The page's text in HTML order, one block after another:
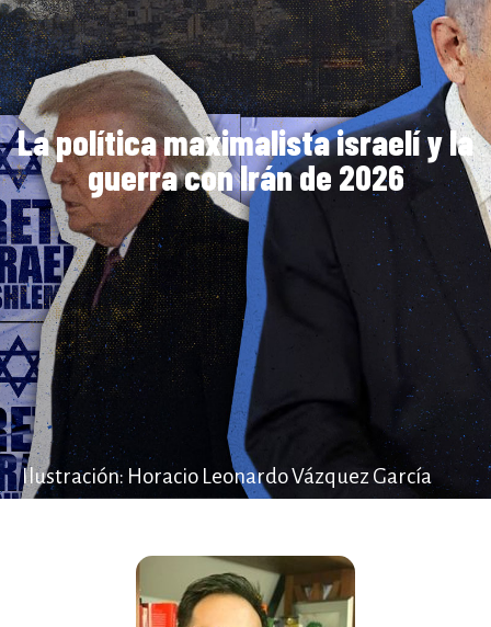
La política maximalista israelí y la
guerra con Irán de 2026
Ilustración: Horacio Leonardo Vázquez García